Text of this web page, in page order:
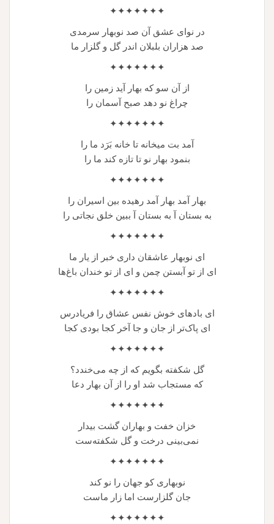
✦✦✦✦✦✦✦
در نوای عشق آن صد نوبهار سرمدی
صد هزاران بلبلان اندر گل و گلزار ما
✦✦✦✦✦✦✦
از آن سو که بهار آید زمین را
چراغ نو دهد صبح آسمان را
✦✦✦✦✦✦✦
آمد بت میخانه تا خانه بَرَد ما را
بنمود بهار نو تا تازه کند ما را
✦✦✦✦✦✦✦
بهار آمد بهار آمد رهیده بین اسیران را
به بستان آ به بستان آ ببین خلق نجاتی را
✦✦✦✦✦✦✦
ای نوبهار عاشقان داری خبر از یار ما
ای از تو آبستن چمن و ای از تو خندان باغ‌ها
✦✦✦✦✦✦✦
ای بادهای خوش نفس عشاق را فریادرس
ای پاک‌تر از جان و جا آخر کجا بودی کجا
✦✦✦✦✦✦✦
گل شکفته بگویم که از چه می‌خندد؟
که مستجاب شد او را از آن بهار دعا
✦✦✦✦✦✦✦
خزان خفت و بهاران گشت بیدار
نمی‌بینی درخت و گل شکفته‌ست
✦✦✦✦✦✦✦
نوبهاری کو جهان را نو کند
جان گلزارست اما زار ماست
✦✦✦✦✦✦✦